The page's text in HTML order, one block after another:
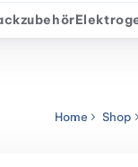
Home Shop